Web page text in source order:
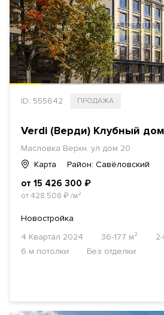
ID: 555642 ПРОДАЖА
Verdi (Верди) Клубный дом
Масловка Верхн. ул дом 20
Карта
Район: Савёловский
от 15 426 300 ₽
от 428 508 ₽/м²
Новостройка
4 Квартал 2024
36-177 м²
6 м потолки
Без отделки